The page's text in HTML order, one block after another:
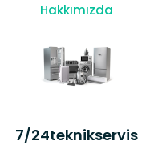
Hakkımızda
7/24teknikservis